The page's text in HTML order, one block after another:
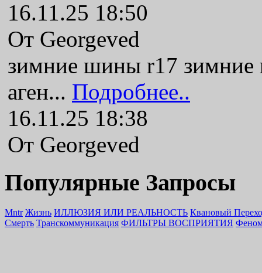
16.11.25 18:50
От Georgeved
зимние шины r17
аген... Подробнее..
16.11.25 18:38
От Georgeved
Популярные Запросы
Mntr Жизнь ИЛЛЮЗИЯ ИЛИ РЕАЛЬНОСТЬ Квановый
Смерть Транскоммуникация ФИЛЬТРЫ ВОСПРИЯТИЯ